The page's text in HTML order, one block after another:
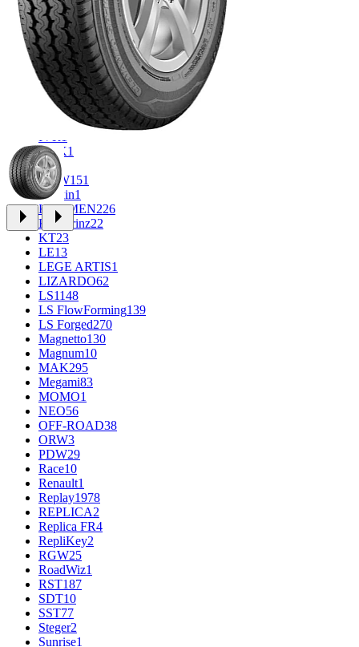
CROSS_STREET 30
Eurodisk1
FF34
GR71
Grizzly3
iFree1005
iFree Original53
Ikon1
INFORGED1
K&K1
K72
KDW151
Keskin1
KHOMEN226
Kronprinz22
KT23
LE13
LEGE ARTIS1
LIZARDO62
LS1148
LS FlowForming139
LS Forged270
Magnetto130
Magnum10
MAK295
Megami83
MOMO1
NEO56
OFF-ROAD38
ORW3
PDW29
Race10
Renault1
Replay1978
REPLICA2
Replica FR4
RepliKey2
RGW25
RoadWiz1
RST187
SDT10
SST77
Steger2
Sunrise1